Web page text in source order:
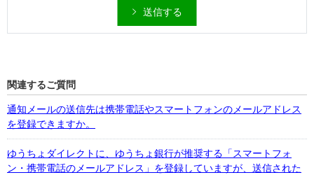
送信する
関連するご質問
通知メールの送信先は携帯電話やスマートフォンのメールアドレス
を登録できますか。
ゆうちょダイレクトに、ゆうちょ銀行が推奨する「スマートフォ
ン・携帯電話のメールアドレス」を登録していますが、送信された